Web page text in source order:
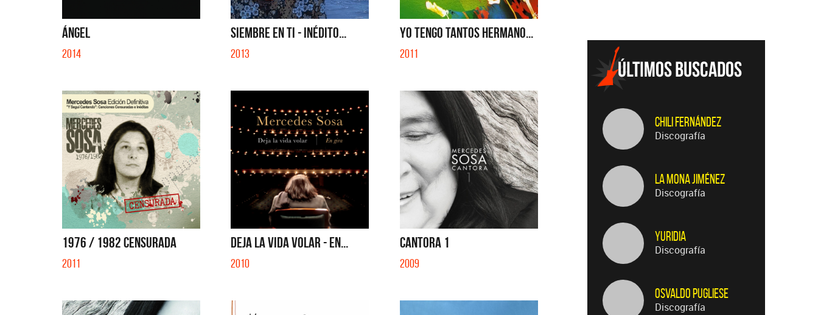
ÁNGEL
2014
SIEMBRE EN TI - INÉDITO...
2013
YO TENGO TANTOS HERMANO...
2011
1976 / 1982 CENSURADA
2011
DEJA LA VIDA VOLAR - EN...
2010
CANTORA 1
2009
Chili Fernández
Discografía
La Mona Jiménez
Discografía
Yuridia
Discografía
Osvaldo Pugliese
Discografía